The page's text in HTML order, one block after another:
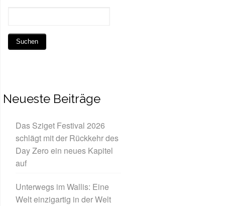
Neueste Beiträge
Das Sziget Festival 2026
schlägt mit der Rückkehr des
Day Zero ein neues Kapitel
auf
Unterwegs im Wallis: Eine
Welt einzigartig in der Welt